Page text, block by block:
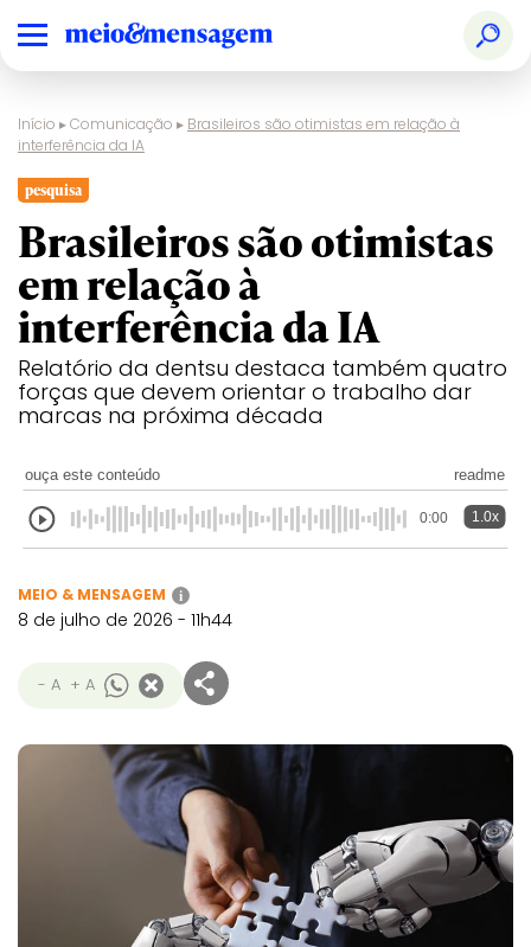
Início ▸Comunicação ▸ Brasileiros são otimistas em relação à
interferência da IA
pesquisa
Brasileiros são otimistas
em relação à
interferência da IA
Relatório da dentsu destaca também quatro
forças que devem orientar o trabalho dar
marcas na próxima década
ouça este conteúdo readme
0:00 1.0x
MEIO & MENSAGEM i
8 de julho de 2026 - 11h44
- A + A